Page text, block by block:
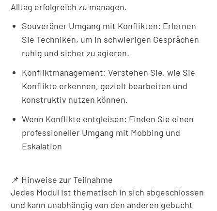
Alltag erfolgreich zu managen.
Souveräner Umgang mit Konflikten: Erlernen
Sie Techniken, um in schwierigen Gesprächen
ruhig und sicher zu agieren.
Konfliktmanagement: Verstehen Sie, wie Sie
Konflikte erkennen, gezielt bearbeiten und
konstruktiv nutzen können.
Wenn Konflikte entgleisen: Finden Sie einen
professioneller Umgang mit Mobbing und
Eskalation
📌 Hinweise zur Teilnahme
Jedes Modul ist thematisch in sich abgeschlossen
und kann unabhängig von den anderen gebucht